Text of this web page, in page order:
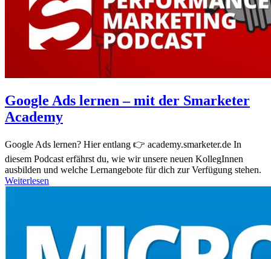
Google Ads lernen – mit der Smarketer
Academy
Google Ads lernen? Hier entlang 👉 academy.smarketer.de In
diesem Podcast erfährst du, wie wir unsere neuen KollegInnen
ausbilden und welche Lernangebote für dich zur Verfügung stehen.
Weiterlesen